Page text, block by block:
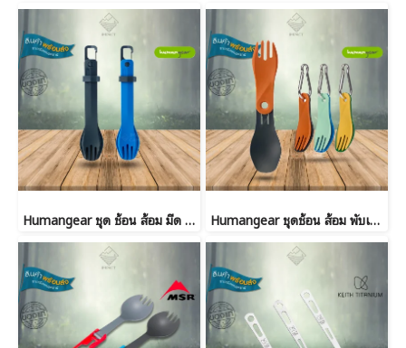
Humangear ชุด ช้อน ส้อม มีด BIO K/F/S SET Humangear ชุดช้อน ส้อม พับเล็ก BIO SPIN